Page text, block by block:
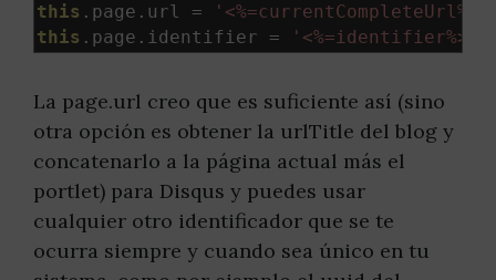
this . page . url = '<%=currentCompleteUrl%>'
this . page . identifier = '<%=identifier%>'
La page.url creo que es suficiente así (sino
otra opción es obtener la urlTitle del blog y
concatenarlo a la página actual más el
portlet) para Disqus y puedes usar
cualquier otro identificador que se te
ocurra siempre y cuando sea único en tu